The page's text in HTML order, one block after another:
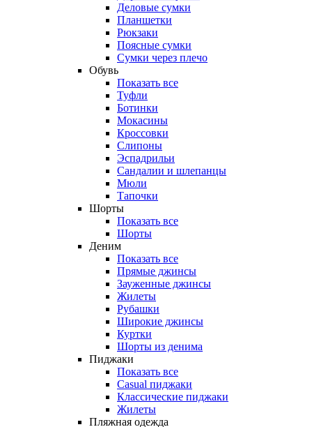
Деловые сумки
Планшетки
Рюкзаки
Поясные сумки
Сумки через плечо
Обувь
Показать все
Туфли
Ботинки
Мокасины
Кроссовки
Слипоны
Эспадрильи
Сандалии и шлепанцы
Мюли
Тапочки
Шорты
Показать все
Шорты
Деним
Показать все
Прямые джинсы
Зауженные джинсы
Жилеты
Рубашки
Широкие джинсы
Куртки
Шорты из денима
Пиджаки
Показать все
Casual пиджаки
Классические пиджаки
Жилеты
Пляжная одежда